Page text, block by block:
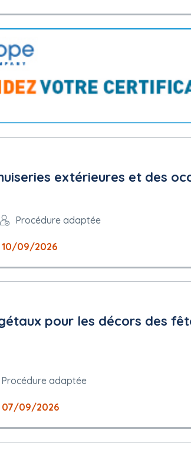
extérieures et des
Procédure adaptée
10/09/2026
pour les décors des
Procédure adaptée
07/09/2026